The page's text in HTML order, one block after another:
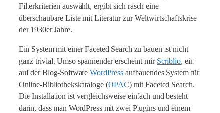
Filterkriterien auswählt, ergibt sich rasch eine
überschaubare Liste mit Literatur zur Weltwirtschaftskrise
der 1930er Jahre.
Ein System mit einer Faceted Search zu bauen ist nicht
ganz trivial. Umso spannender erscheint mir Scriblio, ein
auf der Blog-Software WordPress aufbauendes System für
Online-Bibliothekskataloge (OPAC) mit Faceted Search.
Die Installation ist vergleichsweise einfach und besteht
darin, dass man WordPress mit zwei Plugins und einem